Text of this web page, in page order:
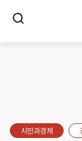
시민과경제